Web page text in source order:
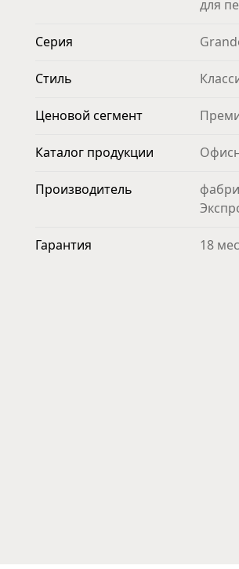
для
Серия
Стиль
Ценовой сегмент
Каталог продукции
Производитель
Гарантия 18